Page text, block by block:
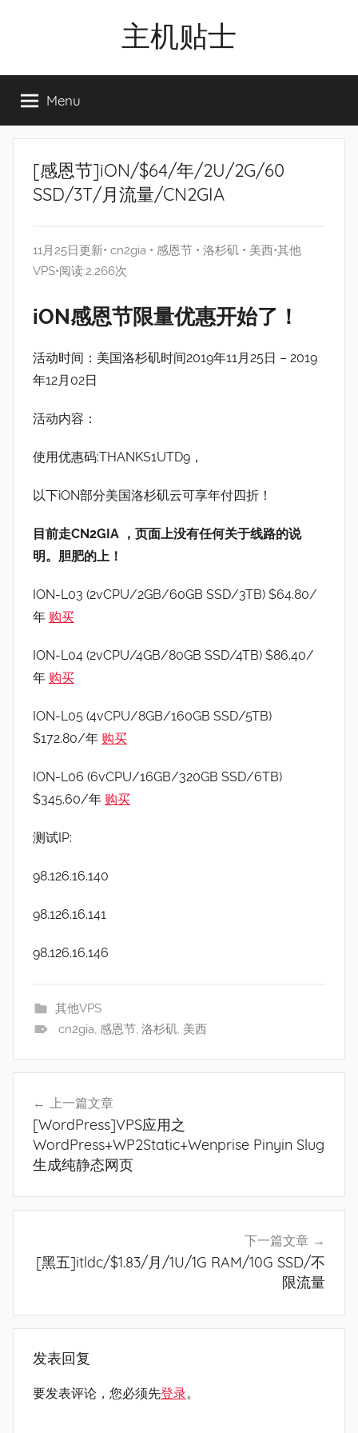
主机贴士
工|BandwagonHost
VPS|Vps|
主
Menu
[感恩节]iON/$64/年/2U/2G/60
SSD/3T/月流量/CN2GIA
11月25日更新• cn2gia • 感恩节 • 洛杉矶 • 美西•其他
VPS•阅读:2,266次
iON感恩节限量优惠开始了！
活动时间：美国洛杉矶时间2019年11月25日 – 2019
年12月02日
活动内容：
使用优惠码:THANKS1UTD9，
以下iON部分美国洛杉矶云可享年付四折！
目前走CN2GIA ，页面上没有任何关于线路的说
明。胆肥的上！
ION-L03 (2vCPU/2GB/60GB SSD/3TB) $64.80/
年 购买
ION-L04 (2vCPU/4GB/80GB SSD/4TB) $86.40/
年 购买
ION-L05 (4vCPU/8GB/160GB SSD/5TB)
$172.80/年 购买
ION-L06 (6vCPU/16GB/320GB SSD/6TB)
$345.60/年 购买
测试IP:
98.126.16.140
98.126.16.141
98.126.16.146
其他VPS
cn2gia 感恩节, 洛杉矶, 美西
上一篇文章
[WordPress]VPS应用之
WordPress+WP2Static+Wenprise Pinyin Slug
生成纯静态网页
下一篇文章
[黑五]itldc/$1.83/月/1U/1G RAM/10G SSD/不
限流量
发表回复
要发表评论，您必须先登录。